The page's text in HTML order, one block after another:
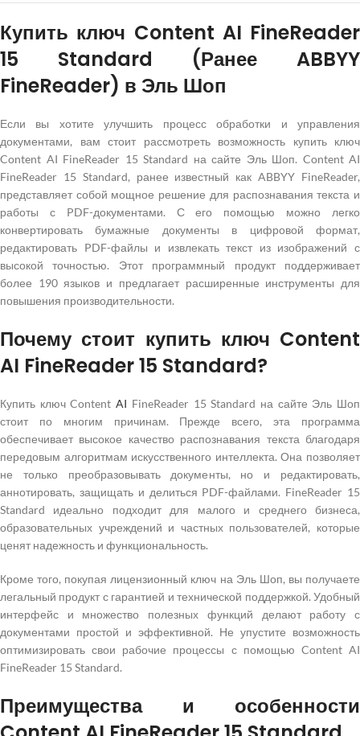
Купить ключ Content AI FineReader
15 Standard (Ранее ABBYY
FineReader) в Эль Шоп
Если вы хотите улучшить процесс обработки и управления
документами, вам стоит рассмотреть возможность купить ключ
Content AI FineReader 15 Standard на сайте Эль Шоп. Content AI
FineReader 15 Standard, ранее известный как ABBYY FineReader,
представляет собой мощное решение для распознавания текста и
работы с PDF-документами. С его помощью можно легко
конвертировать бумажные документы в цифровой формат,
редактировать PDF-файлы и извлекать текст из изображений с
высокой точностью. Этот программный продукт поддерживает
более 190 языков и предлагает расширенные инструменты для
повышения производительности.
Почему стоит купить ключ Content
AI FineReader 15 Standard?
Купить ключ ContentAI FineReader 15 Standard на сайте Эль Шоп
стоит по многим причинам. Прежде всего, эта программа
обеспечивает высокое качество распознавания текста благодаря
передовым алгоритмам искусственного интеллекта. Она позволяет
не только преобразовывать документы, но и редактировать,
аннотировать, защищать и делиться PDF-файлами. FineReader 15
Standard идеально подходит для малого и среднего бизнеса,
образовательных учреждений и частных пользователей, которые
ценят надежность и функциональность.
Кроме того, покупая лицензионный ключ на Эль Шоп, вы получаете
легальный продукт с гарантией и технической поддержкой. Удобный
интерфейс и множество полезных функций делают работу с
документами простой и эффективной. Не упустите возможность
оптимизировать свои рабочие процессы с помощью Content AI
FineReader 15 Standard.
Преимущества и особенности